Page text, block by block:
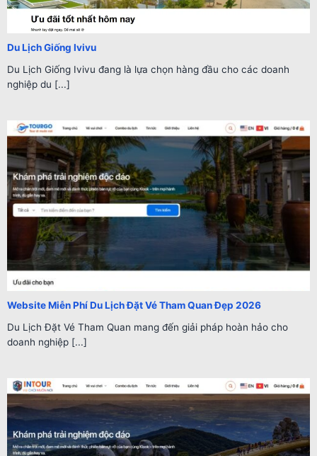
Du Lịch Giống Ivivu
Du Lịch Giống Ivivu đang là lựa chọn hàng đầu cho các doanh
nghiệp du [...]
Website Miễn Phí Du Lịch Đặt Vé Tham Quan Đẹp 2026
Du Lịch Đặt Vé Tham Quan mang đến giải pháp hoàn hảo cho
doanh nghiệp [...]